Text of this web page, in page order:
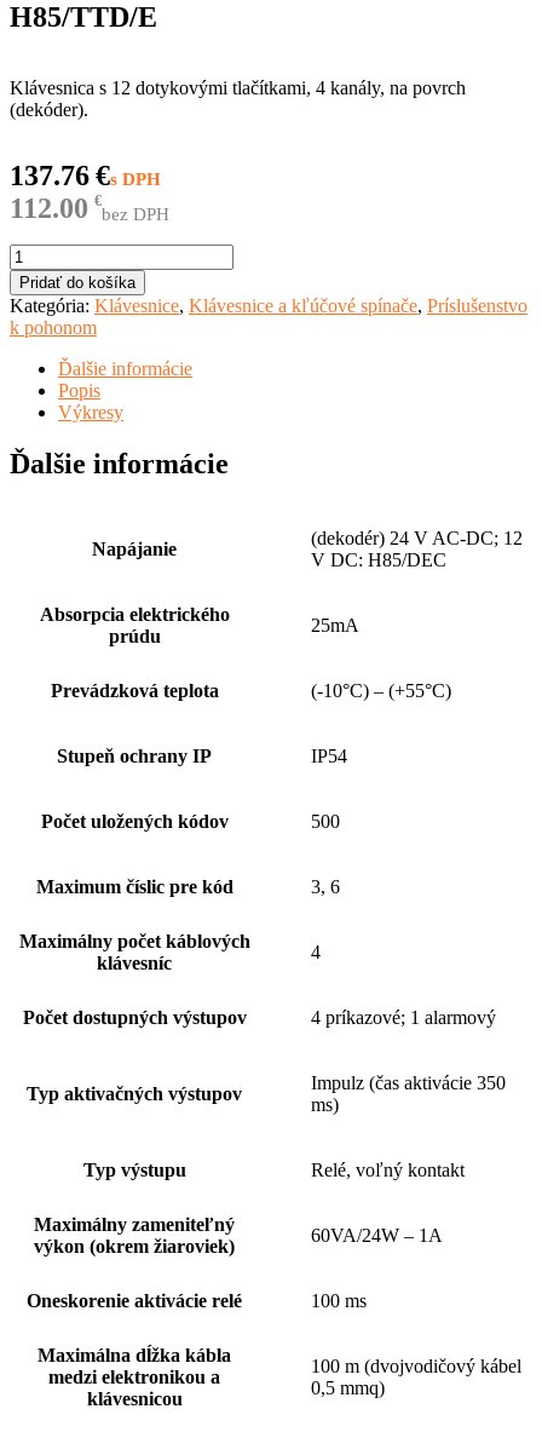
H85/TTD/E
€
137.76
€
112.00 bez DPH
Klávesnica s 12 dotykovými tlačítkami, 4 kanály, na povrch
(dekóder).
množstvo
H85/TTD/E
Pridať do košíka
Kategória: Klávesnice, Klávesnice a kľúčové spínače, Príslušenstvo
k pohonom
Ďalšie informácie
Popis
Výkresy
Ďalšie informácie
Napájanie
(dekodér) 24 V AC-DC; 12
V DC: H85/DEC
Absorpcia elektrického
prúdu
25mA
Prevádzková teplota (-10°C) – (+55°C)
Stupeň ochrany IP IP54
Počet uložených kódov 500
Maximum číslic pre kód 3, 6
Maximálny počet káblových
klávesníc
4
Počet dostupných výstupov 4 príkazové; 1 alarmový
Typ aktivačných výstupov
Impulz (čas aktivácie 350
ms)
Typ výstupu Relé, voľný kontakt
Maximálny zameniteľný
výkon (okrem žiaroviek)
60VA/24W – 1A
Oneskorenie aktivácie relé 100 ms
Maximálna dĺžka kábla
medzi elektronikou a
klávesnicou
100 m (dvojvodičový kábel
0,5 mmq)